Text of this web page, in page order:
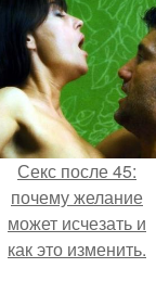
сказка из книг по
саморазвитию.
Секс после 45:
почему желание
может исчезать и
как это изменить.